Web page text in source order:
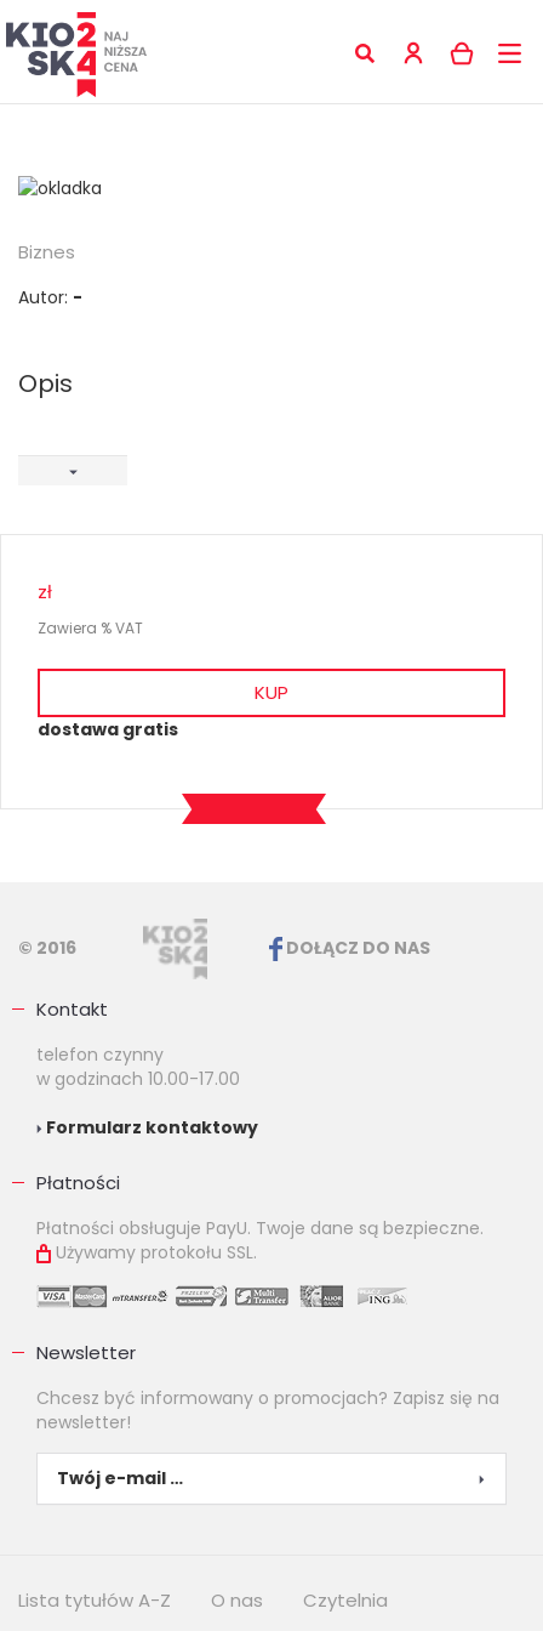
Biznes
Autor: -
Opis
zł
Zawiera % VAT
KUP
dostawa gratis
© 2016 DOŁĄCZ DO NAS
Kontakt
telefon czynny
w godzinach 10.00-17.00
Formularz kontaktowy
Płatności
Płatności obsługuje PayU. Twoje dane są bezpieczne.
Używamy protokołu SSL.
Newsletter
Chcesz być informowany o promocjach? Zapisz się na
newsletter!
Lista tytułów A-Z O nas Czytelnia